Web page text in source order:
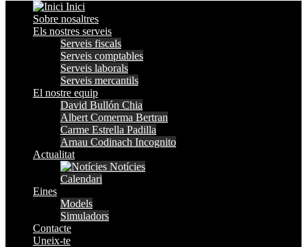
Inici
Sobre nosaltres
Els nostres serveis
Serveis fiscals
Serveis comptables
Serveis laborals
Serveis mercantils
El nostre equip
David Bullón Chia
Albert Comerma Bertran
Carme Estrella Padilla
Arnau Codinach Incognito
Actualitat
Notícies
Calendari
Eines
Models
Simuladors
Contacte
Uneix-te